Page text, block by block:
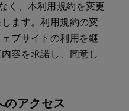
く、本利用規約を変更
ます。利用規約の変
ブサイトの利用を継
容を承諾し、同意し
アクセス